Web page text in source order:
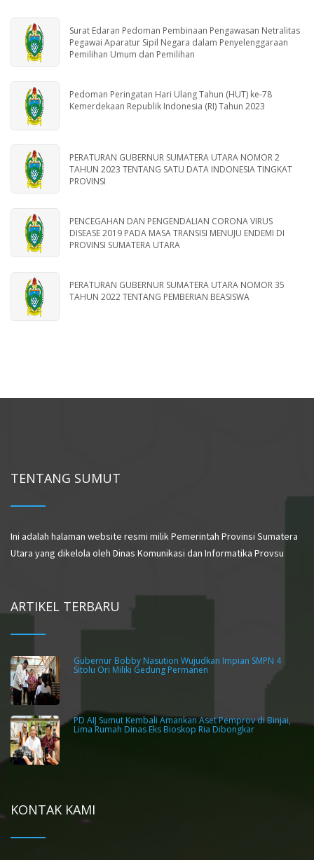
Surat Edaran Pedoman Pembinaan Pengawasan Netralitas
Pegawai Aparatur Sipil Negara dalam Penyelenggaraan
Pemilihan Umum dan Pemilihan
Pedoman Peringatan Hari Ulang Tahun (HUT) ke-78
Kemerdekaan Republik Indonesia (RI) Tahun 2023
PERATURAN GUBERNUR SUMATERA UTARA NOMOR 2
TAHUN 2023 TENTANG SATU DATA INDONESIA TINGKAT
PROVINSI
PENCEGAHAN DAN PENGENDALIAN CORONA VIRUS
DISEASE 2019 PADA MASA TRANSISI MENUJU ENDEMI DI
PROVINSI SUMATERA UTARA
PERATURAN GUBERNUR SUMATERA UTARA NOMOR 35
TAHUN 2022 TENTANG PEMBERIAN BEASISWA
TENTANG SUMUT
Ini adalah halaman website resmi milik Pemerintah Provinsi Sumatera
Utara yang dikelola oleh Dinas Komunikasi dan Informatika Provsu
ARTIKEL TERBARU
Gubernur Bobby Nasution Wujudkan Impian SMPN 4
Sitolu Ori Miliki Gedung Permanen
PD AIJ Sumut Kembali Amankan Aset Pemprov di Binjai,
Lima Rumah Dinas Eks Bioskop Ria Dibongkar
KONTAK KAMI